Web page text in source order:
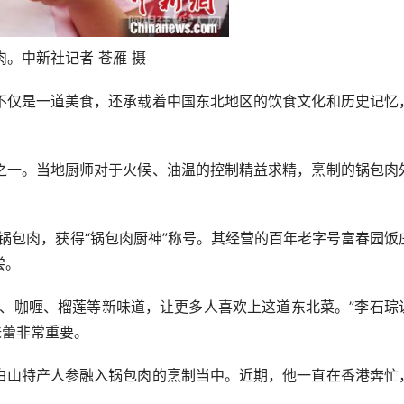
。中新社记者 苍雁 摄
一道美食，还承载着中国东北地区的饮食文化和历史记忆
当地厨师对于火候、油温的控制精益求精，烹制的锅包肉
，获得“锅包肉厨神”称号。其经营的百年老字号富春园饭
喱、榴莲等新味道，让更多人喜欢上这道东北菜。”李石琮
非常重要。
产人参融入锅包肉的烹制当中。近期，他一直在香港奔忙